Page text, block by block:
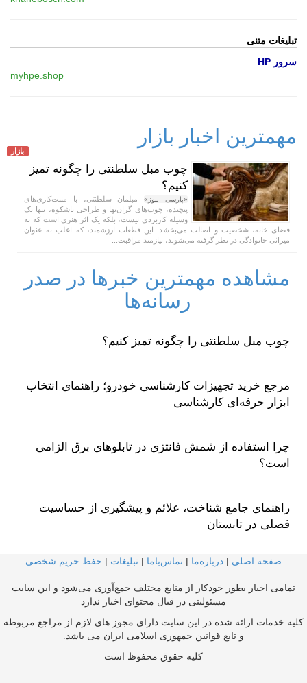
تبلیغات متنی
سرور HP
myhpe.shop
مهمترین اخبار بازار
بازار
چوب مبل سلطنتی را چگونه تمیز
کنیم؟
«پارسی نیوز»مبلمان سلطنتی، با منبت‌کاری‌های
پیچیده، چوب‌های گران‌بها و طراحی باشکوه، تنها یک
وسیله کاربردی نیست، بلکه یک اثر هنری است که به
فضای خانه، شخصیت و اصالت می‌بخشد. این قطعات ارزشمند، که اغلب به عنوان
میراثی خانوادگی در نظر گرفته می‌شوند، نیازمند مراقبت...
مشاهده مهمترین خبرها در صدر
رسانه‌ها
چوب مبل سلطنتی را چگونه تمیز کنیم؟
مرجع خرید تجهیزات کارشناسی خودرو؛ راهنمای انتخاب
ابزار حرفه‌ای کارشناسی
چرا استفاده از شمش فانتزی در تابلوهای برق الزامی
است؟
راهنمای جامع شناخت، علائم و پیشگیری از حساسیت
فصلی در تابستان
صفحه اصلی | درباره‌ما | تماس‌با‌ما | تبلیغات | حفظ حریم شخصی
تمامی اخبار بطور خودکار از منابع مختلف جمع‌آوری می‌شود و این سایت
مسئولیتی در قبال محتوای اخبار ندارد
کلیه خدمات ارائه شده در این سایت دارای مجوز های لازم از مراجع مربوطه
و تابع قوانین جمهوری اسلامی ایران می باشد.
کلیه حقوق محفوظ است